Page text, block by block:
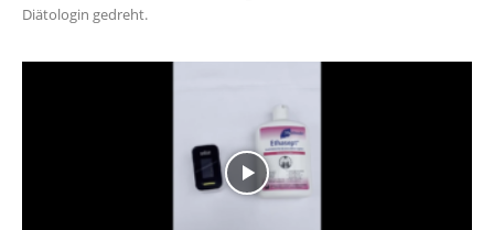
Diätologin gedreht.